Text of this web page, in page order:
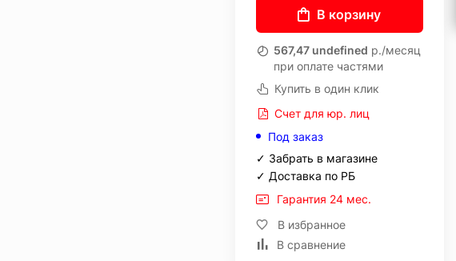
В корзину
567,47 undefined р./месяц
при оплате частями
Купить в один клик
Счет для юр. лиц
Под заказ
✓ Забрать в магазине
✓ Доставка по РБ
Гарантия 24 мес.
В избранное
В сравнение